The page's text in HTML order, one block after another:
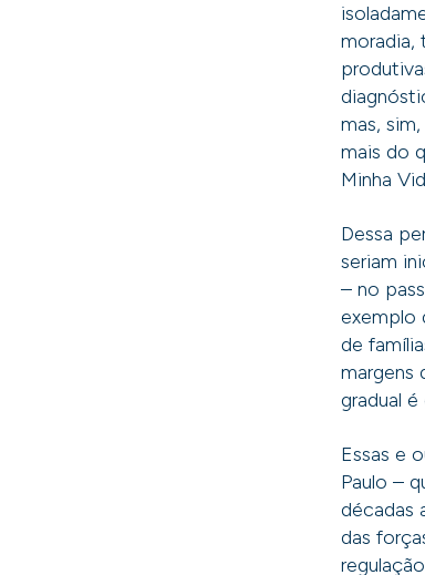
moradia,
mas,
mais do
Minha
Dessa
seriam
– no
exemplo
de
margens
gradual
Essas e
Paulo –
décadas
das